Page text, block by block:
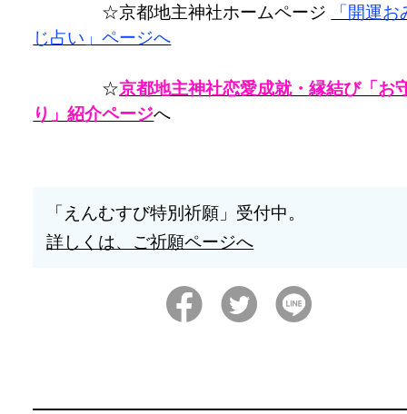
☆京都地主神社ホームページ
「開運
じ占い」ページへ
☆京都地主神社恋愛成就・縁結び「お
り」紹介ページへ
「えんむすび特別祈願」受付中。
詳しくは、ご祈願ページへ